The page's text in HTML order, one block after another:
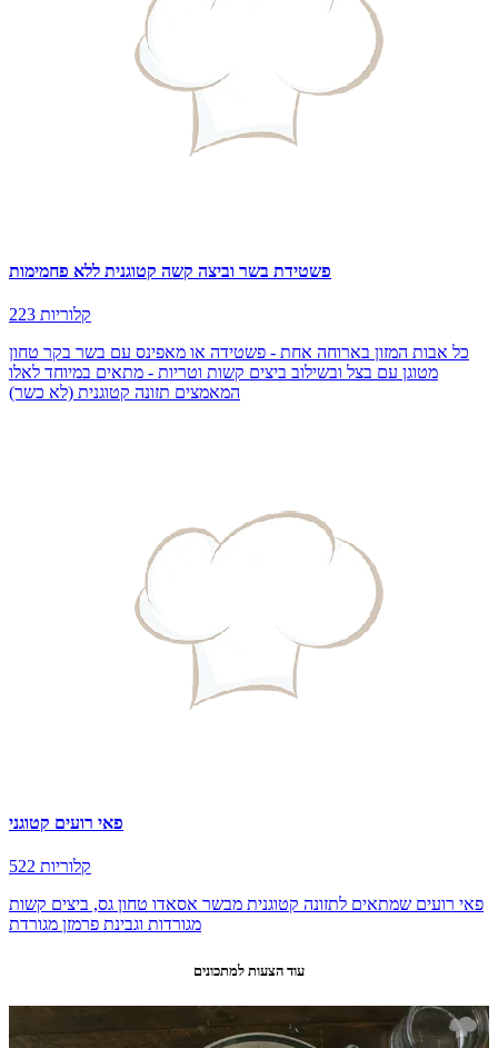
פשטידת בשר וביצה קשה קטוגנית ללא פחמימות
223 קלוריות
כל אבות המזון בארוחה אחת - פשטידה או מאפינס עם בשר בקר טחון
מטוגן עם בצל ובשילוב ביצים קשות וטריות - מתאים במיוחד לאלו
המאמצים תזונה קטוגנית (לא כשר)
פאי רועים קטוגני
522 קלוריות
פאי רועים שמתאים לתזונה קטוגנית מבשר אסאדו טחון גס, ביצים קשות
מגורדות וגבינת פרמזן מגורדת
עוד הצעות למתכונים